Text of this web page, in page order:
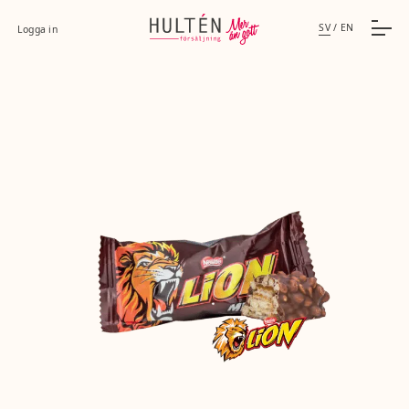
Logga in SV / EN